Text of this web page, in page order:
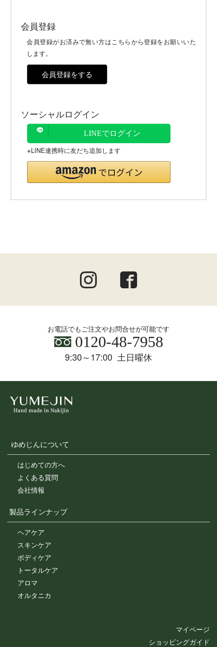
会員登録
会員登録がお済みで無い方はこちらから登録をお願いいた
します。
会員登録をする
ソーシャルログイン
LINEでログイン
※LINE連携時に友だち追加します
お電話でもご注文やお問合せが可能です
0120-48-7958
9:30～17:00 土日曜休
ゆめじんについて
はじめての方へ
よくある質問
会社情報
製品ラインナップ
ヘアケア
スキンケア
ボディケア
トータルケア
アロマ
オルタニカ
マイページ
ショッピングガイド